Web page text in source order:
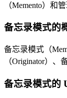
（Memento）和
备忘录模式的
备忘录模式（
（Originator）
备忘录模式的